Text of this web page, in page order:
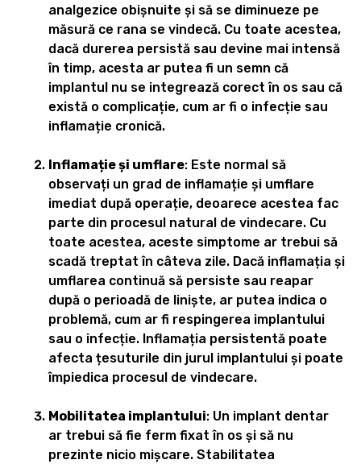
analgezice obișnuite și să se diminueze pe
măsură ce rana se vindecă. Cu toate acestea,
dacă durerea persistă sau devine mai intensă
în timp, acesta ar putea fi un semn că
implantul nu se integrează corect în os sau că
există o complicație, cum ar fi o infecție sau
inflamație cronică.
Inflamație și umflare: Este normal să
observați un grad de inflamație și umflare
imediat după operație, deoarece acestea fac
parte din procesul natural de vindecare. Cu
toate acestea, aceste simptome ar trebui să
scadă treptat în câteva zile. Dacă inflamația și
umflarea continuă să persiste sau reapar
după o perioadă de liniște, ar putea indica o
problemă, cum ar fi respingerea implantului
sau o infecție. Inflamația persistentă poate
afecta țesuturile din jurul implantului și poate
împiedica procesul de vindecare.
Mobilitatea implantului: Un implant dentar
ar trebui să fie ferm fixat în os și să nu
prezinte nicio mișcare. Stabilitatea